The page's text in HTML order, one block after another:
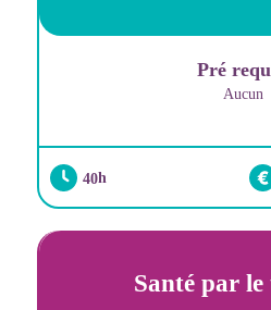
Pré
Aucun
40
Santé par